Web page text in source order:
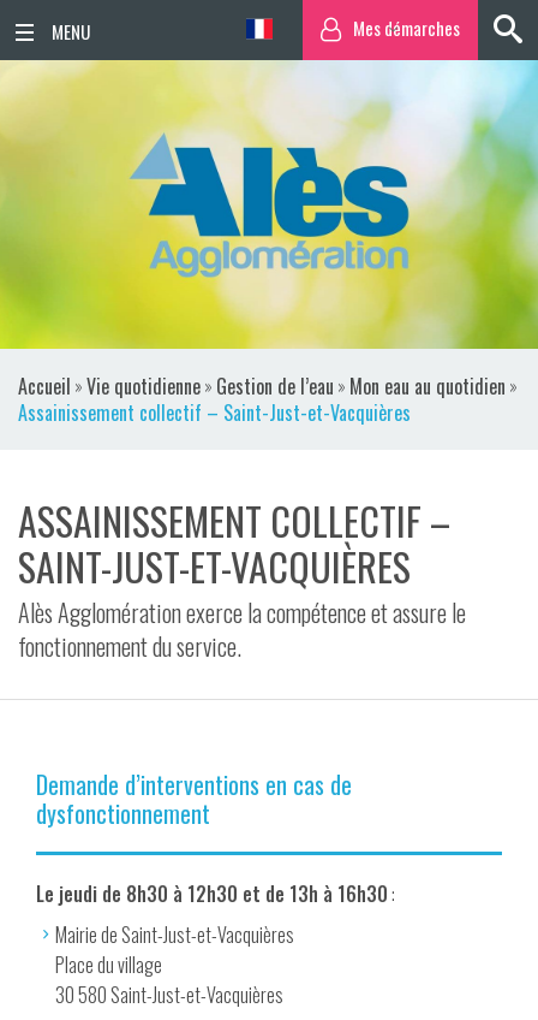
ACTUALITÉS
AGENDA
TERRITOIRE
VIE QUOTIDIENNE
SORTIR / BOUGER
ESPACE PRESSE
VIDÉOS
CONTACT
Mes démarches
Accueil »Vie quotidienne» Gestion de l’eau » Mon eau au quotidien »
Assainissement collectif – Saint-Just-et-Vacquières
ASSAINISSEMENT COLLECTIF –
SAINT-JUST-ET-VACQUIÈRES
Alès Agglomération exerce la compétence et assure le
fonctionnement du service.
Demande d’interventions en cas de
dysfonctionnement
Le jeudi de 8h30 à 12h30 et de 13h à 16h30:
Mairie de Saint-Just-et-Vacquières
Place du village
30 580 Saint-Just-et-Vacquières